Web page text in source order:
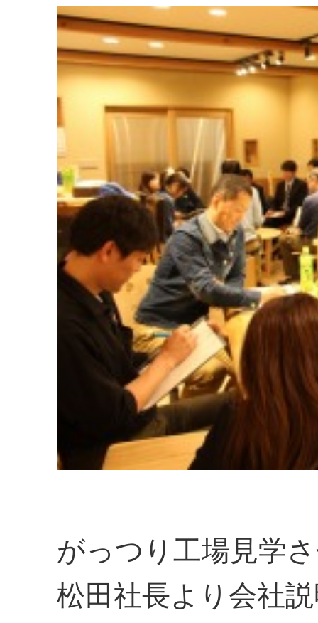
がっつり工場見学
松田社長より会社